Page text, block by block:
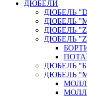
ДЮБЕЛИ
ДЮБЕЛЬ
ДЮБЕЛЬ
ДЮБЕЛЬ
ДЮБЕЛЬ
ДЮБЕЛЬ
ДЮБЕЛЬ